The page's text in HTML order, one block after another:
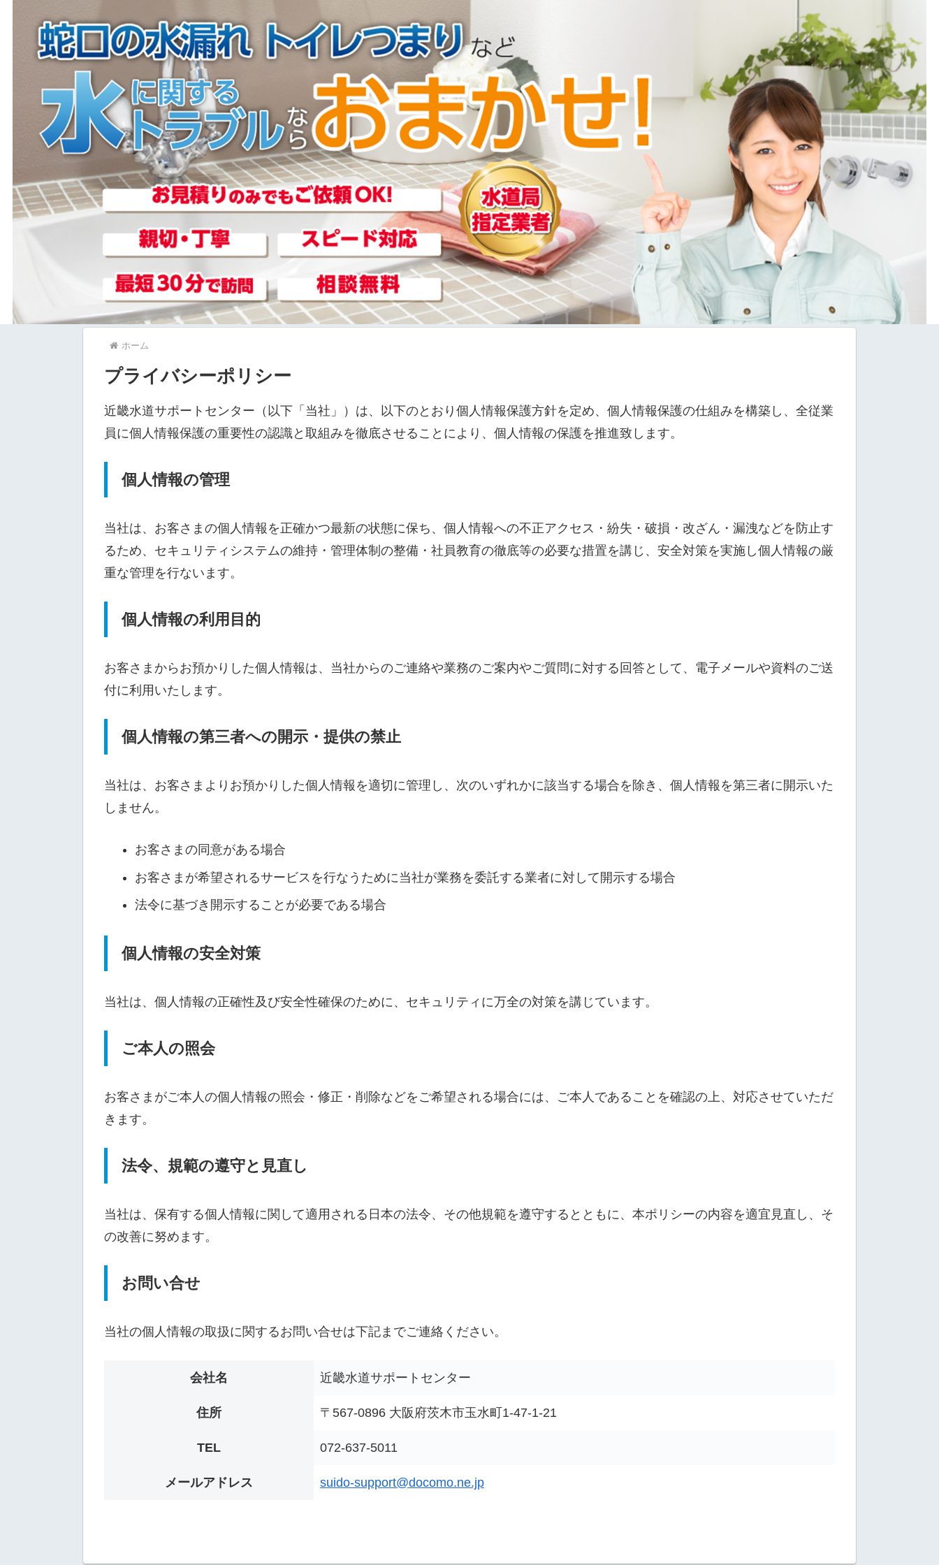
ホーム
プライバシーポリシー
近畿水道サポートセンター（以下「当社」）は、以下のとおり個人情報保護方針を定め、個人情報保護の仕組みを構築し、全従業
員に個人情報保護の重要性の認識と取組みを徹底させることにより、個人情報の保護を推進致します。
個人情報の管理
当社は、お客さまの個人情報を正確かつ最新の状態に保ち、個人情報への不正アクセス・紛失・破損・改ざん・漏洩などを防止す
るため、セキュリティシステムの維持・管理体制の整備・社員教育の徹底等の必要な措置を講じ、安全対策を実施し個人情報の厳
重な管理を行ないます。
個人情報の利用目的
お客さまからお預かりした個人情報は、当社からのご連絡や業務のご案内やご質問に対する回答として、電子メールや資料のご送
付に利用いたします。
個人情報の第三者への開示・提供の禁止
当社は、お客さまよりお預かりした個人情報を適切に管理し、次のいずれかに該当する場合を除き、個人情報を第三者に開示いた
しません。
お客さまの同意がある場合
お客さまが希望されるサービスを行なうために当社が業務を委託する業者に対して開示する場合
法令に基づき開示することが必要である場合
個人情報の安全対策
当社は、個人情報の正確性及び安全性確保のために、セキュリティに万全の対策を講じています。
ご本人の照会
お客さまがご本人の個人情報の照会・修正・削除などをご希望される場合には、ご本人であることを確認の上、対応させていただ
きます。
法令、規範の遵守と見直し
当社は、保有する個人情報に関して適用される日本の法令、その他規範を遵守するとともに、本ポリシーの内容を適宜見直し、そ
の改善に努めます。
お問い合せ
当社の個人情報の取扱に関するお問い合せは下記までご連絡ください。
会社名 近畿水道サポートセンター
住所 〒567-0896 大阪府茨木市玉水町1-47-1-21
TEL 072-637-5011
メールアドレス suido-support@docomo.ne.jp